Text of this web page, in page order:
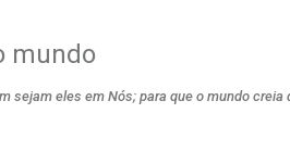
mundo
sejam eles em Nós; para que o mundo creia